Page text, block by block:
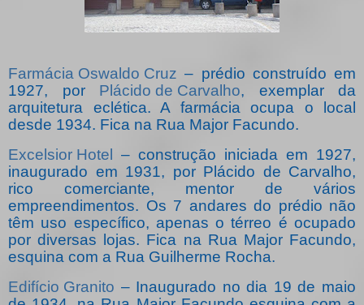
Farmácia Oswaldo Cruz – prédio construído em
1927, por Plácido de Carvalho, exemplar da
arquitetura eclética. A farmácia ocupa o local
desde 1934. Fica na Rua Major Facundo.
Excelsior Hotel
– construção iniciada em 1927,
inaugurado em 1931, por Plácido de Carvalho,
rico comerciante, mentor de vários
empreendimentos. Os 7 andares do prédio não
têm uso específico, apenas o térreo é ocupado
por diversas lojas. Fica na Rua Major Facundo,
esquina com a Rua Guilherme Rocha.
Edifício Granito – Inaugurado no dia 19 de maio